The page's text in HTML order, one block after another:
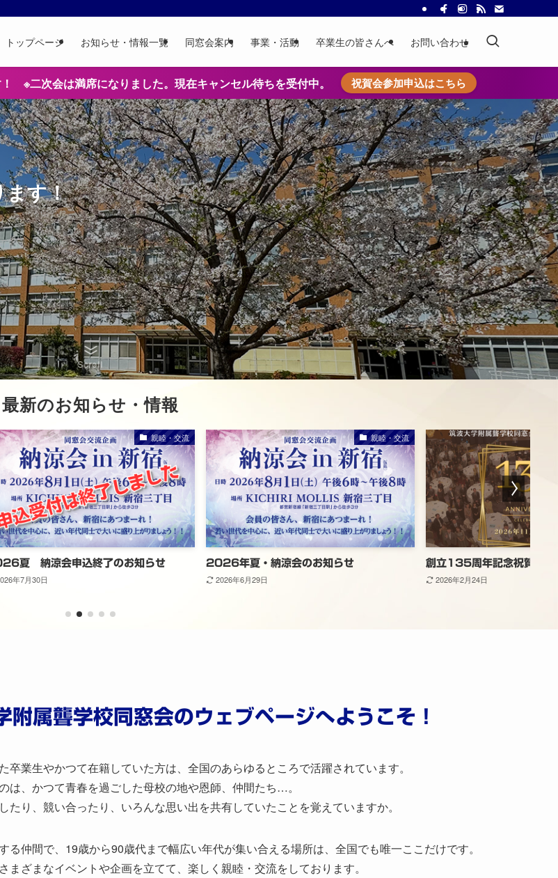
トップページ お知らせ・情報一覧 同窓会案内 事業・活動 卒業生の皆さんへ お問い合わせ
※二次会は満席になりました。現在キャンセル待ちを受付中。 祝賀会参加申込はこちら
ます！
Scroll
最新のお知らせ・情報
親睦・交流
夏 納涼会申込終了のお知らせ
年7月30日
親睦・交流
2026年夏・納涼会のお知らせ
2026年6月29日
創立135周年記念祝賀会開
2026年2月24日
附属聾学校同窓会のウェブページへようこそ！
卒業生やかつて在籍していた方は、全国のあらゆるところで活躍されています。
は、かつて青春を過ごした母校の地や恩師、仲間たち…。
たり、競い合ったり、いろんな思い出を共有していたことを覚えていますか。
る仲間で、19歳から90歳代まで幅広い年代が集い合える場所は、全国でも唯一ここだけです。
まざまなイベントや企画を立てて、楽しく親睦・交流をしております。